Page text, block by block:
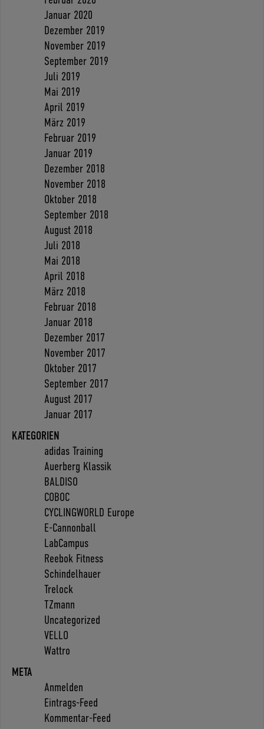
Januar 2020
Dezember 2019
November 2019
September 2019
Juli 2019
Mai 2019
April 2019
März 2019
Februar 2019
Januar 2019
Dezember 2018
November 2018
Oktober 2018
September 2018
August 2018
Juli 2018
Mai 2018
April 2018
März 2018
Februar 2018
Januar 2018
Dezember 2017
November 2017
Oktober 2017
September 2017
August 2017
Januar 2017
KATEGORIEN
adidas Training
Auerberg Klassik
BALDISO
COBOC
CYCLINGWORLD Europe
E-Cannonball
LabCampus
Reebok Fitness
Schindelhauer
Trelock
TZmann
Uncategorized
VELLO
Wattro
META
Anmelden
Eintrags-Feed
Kommentar-Feed